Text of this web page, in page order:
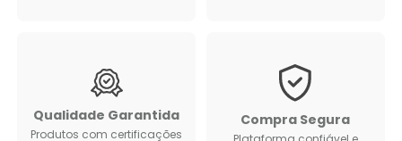
Qualidade Garantida
Produtos com certificações
Compra Segura